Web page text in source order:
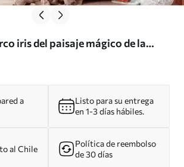
iris del paisaje mágico de la
Nr. u95094
a
Listo para su entrega
en 1-3 días hábiles.
al Chile
Política de reembolso
de 30 días